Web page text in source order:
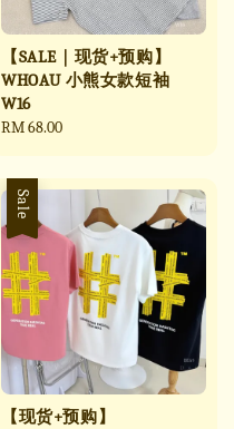
【SALE｜现货+预购】
WHOAU 小熊女款短袖
W16
Regular
RM 68.00
Sale
【现货+预购】